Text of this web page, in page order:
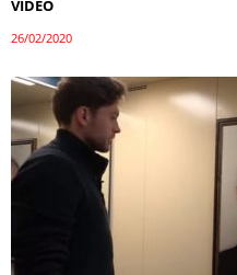
VIDEO
26/02/2020